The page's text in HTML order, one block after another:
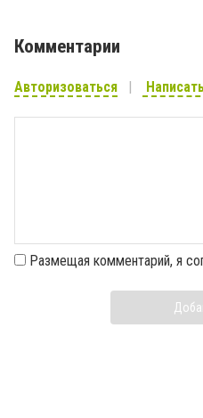
Комментарии
Авторизоваться
Размещая комментарий, я